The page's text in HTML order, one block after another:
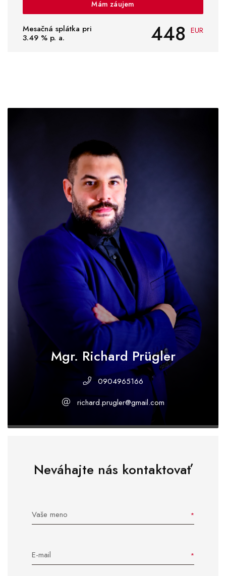
Mám záujem
Mesačná splátka pri
3.49 % p. a. 448 EUR
Mgr. Richard Prügler
0904965166
richard.prugler@gmail.com
Neváhajte nás kontaktovať
Vaše meno
E-mail